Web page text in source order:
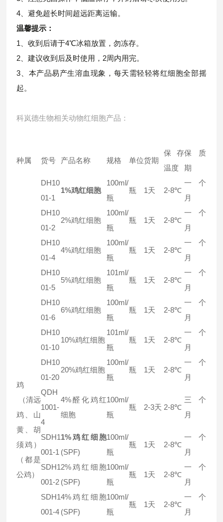
4、避免超长时间超远距离运输。
温馨提示：
1、收到后请于4℃冰箱放置，勿冻存。
2、建议收到后及时使用，2周内用完。
3、本产品易产生溶血现象，每天需轻轻将红细胞全部摇
起。
科岚德生物相关动物红细胞产品：
种属 货号 产品名称 规格 单位货期
保存
温度
保质
期
鸡
（清远
鸡、山
黄、胡
须鸡）
（都是
公鸡）
DH10
01-1
1%鸡红细胞
100ml/
瓶
瓶 1天 2-8℃
一个
月
DH10
01-2
2%鸡红细胞
100ml/
瓶
瓶 1天 2-8℃
一个
月
DH10
01-4
4%鸡红细胞
100ml/
瓶
瓶 1天 2-8℃
一个
月
DH10
01-5
5%鸡红细胞
101ml/
瓶
瓶 1天 2-8℃
一个
月
DH10
01-6
6%鸡红细胞
100ml/
瓶
瓶 1天 2-8℃
一个
月
DH10
01-10
10%鸡红细胞
101ml/
瓶
瓶 1天 2-8℃
一个
月
DH10
01-20
20%鸡红细胞
100ml/
瓶
瓶 1天 2-8℃
一个
月
QDH
1001-
4
4%醛化鸡红
细胞
100ml/
瓶
瓶 2-3天 2-8℃
三个
月
SDH1
001-1
1%鸡红细胞
(SPF)
100ml/
瓶
瓶 1天 2-8℃
一个
月
SDH1
001-2
2%鸡红细胞
(SPF)
100ml/
瓶
瓶 1天 2-8℃
一个
月
SDH1
001-4
4%鸡红细胞
(SPF)
100ml/
瓶
瓶 1天 2-8℃
一个
月